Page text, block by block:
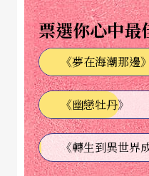
都是全球表演藝術創
面對的難題，還未算
量驟減、防疫措施嚴
挑戰。在這樣的情況
渡、無縫交接可能是
心策略。
票選你心中最
《夢在海潮那邊》
《幽戀牡丹》